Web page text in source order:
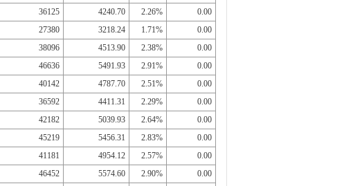
36125 4240.70 2.26%
0.00
27380 3218.24 1.71%
0.00
38096 4513.90 2.38%
0.00
46636 5491.93 2.91%
0.00
40142 4787.70 2.51%
0.00
36592 4411.31 2.29%
0.00
42182 5039.93 2.64%
0.00
45219 5456.31 2.83%
0.00
41181 4954.12 2.57%
0.00
46452 5574.60 2.90%
0.00